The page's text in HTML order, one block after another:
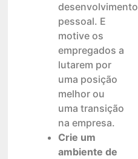
desenvolvimento
pessoal. E
motive os
empregados a
lutarem por
uma posição
melhor ou
uma transição
na empresa.
Crie um
ambiente de